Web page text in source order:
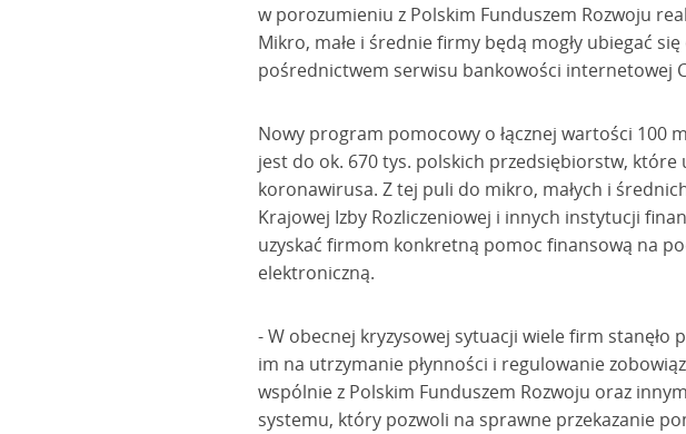
w porozumieniu z Polskim Funduszem Rozwoju
Mikro, małe i średnie firmy będą mogły ubiegać
pośrednictwem serwisu bankowości internetowej
Nowy program pomocowy o łącznej wartości 100
jest do ok. 670 tys. polskich przedsiębiorstw,
koronawirusa. Z tej puli do mikro, małych i
Krajowej Izby Rozliczeniowej i innych instytucji
uzyskać firmom konkretną pomoc finansową na
elektroniczną.
- W obecnej kryzysowej sytuacji wiele firm stanęło
im na utrzymanie płynności i regulowanie
wspólnie z Polskim Funduszem Rozwoju oraz
systemu, który pozwoli na sprawne przekazanie